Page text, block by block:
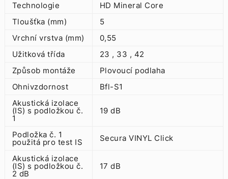
Technologie
HD Mineral Core
Tloušťka (mm)
5
Vrchní vrstva (mm)
0,55
Užitková třída
23 , 33 , 42
Způsob montáže
Plovoucí podlaha
Ohnivzdornost
Bfl-S1
Akustická izolace
(IS) s podložkou č.
1
19 dB
Podložka č. 1
použitá pro test IS Secura VINYL Click
Akustická izolace
(IS) s podložkou č.
2 dB
17 dB